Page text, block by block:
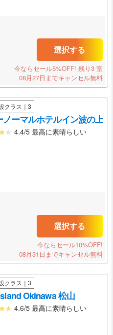
選択する
今ならセール5%OFF! 残り3 室
08月27日までキャンセル無料
クラス｜3
ノーマルホテルイン波の上
4.4/5 最高に素晴らしい
選択する
今ならセール10%OFF!
08月31日までキャンセル無料
クラス｜3
Okinawa 松山
4.6/5 最高に素晴らしい